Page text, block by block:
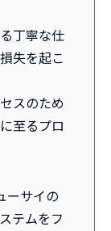
丁寧な仕
失を起こ
スのため
至るプロ
ーサイの
テムをフ